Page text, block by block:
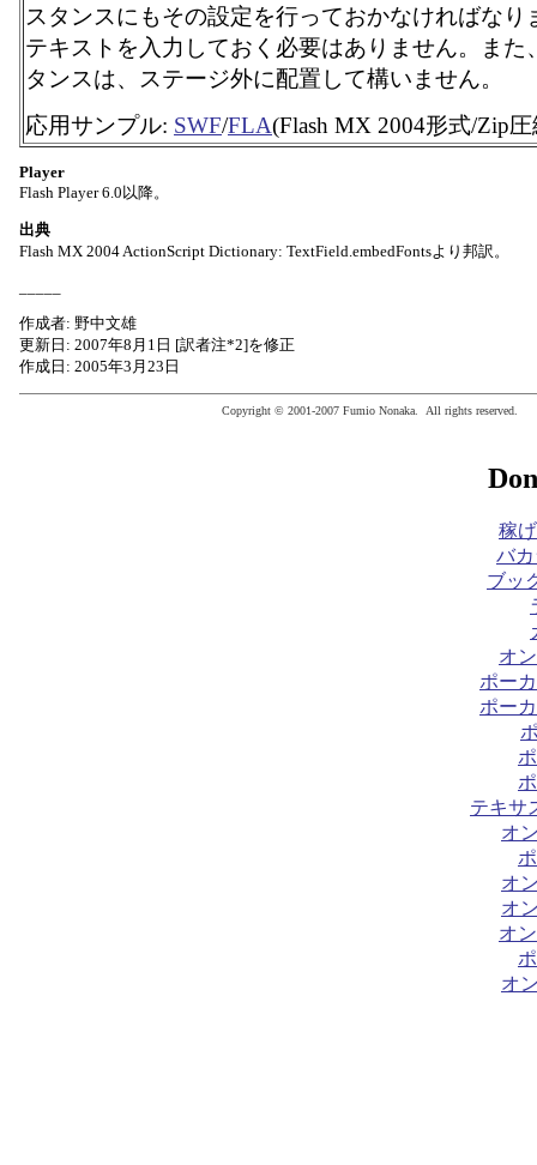
スタンスにもその設定を行っておかなければなり
テキストを入力しておく必要はありません。また
タンスは、ステージ外に配置して構いません。
応用サンプル: SWF/FLA(Flash MX 2004形式/Zip
Player
Flash Player 6.0以降。
出典
Flash MX 2004 ActionScript Dictionary: TextField.embedFontsより邦訳。
作成者: 野中文雄
更新日: 2007年8月1日 [訳者注*2]を修正
作成日: 2005年3月23日
Copyright © 2001-2007 Fumio Nonaka. All rights reserved.
稼
バ
ブッ
オ
ポー
ポー
テキサ
オ
オ
オ
オ
オ